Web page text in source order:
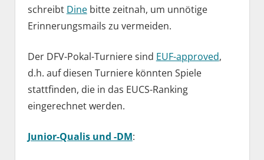
schreibt Dinebitte zeitnah, um unnötige
Erinnerungsmails zu vermeiden.
Der DFV-Pokal-Turniere sind EUF-approved,
d.h. auf diesen Turniere könnten Spiele
stattfinden, die in das EUCS-Ranking
eingerechnet werden.
Junior-Qualis und -DM: